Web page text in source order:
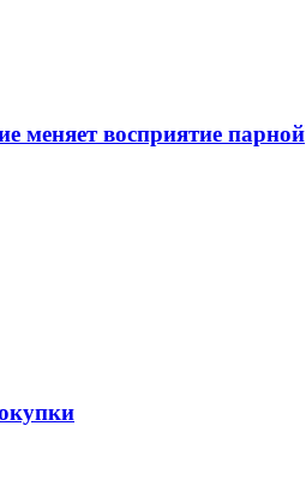
меняет восприятие парной